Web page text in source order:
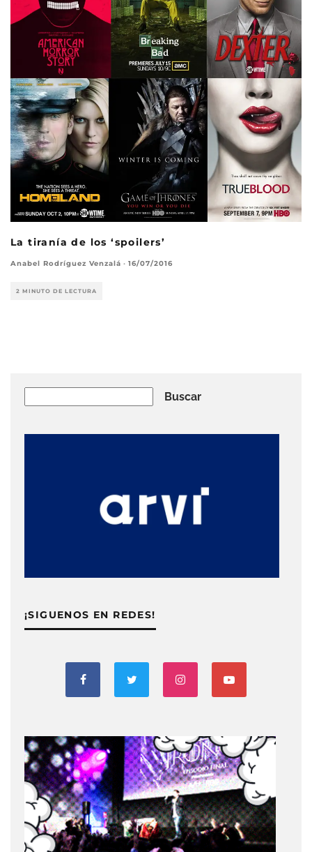
La tiranía de los ‘spoilers’
Anabel Rodríguez Venzalá · 16/07/2016
2 MINUTO DE LECTURA
Buscar
¡SIGUENOS EN REDES!